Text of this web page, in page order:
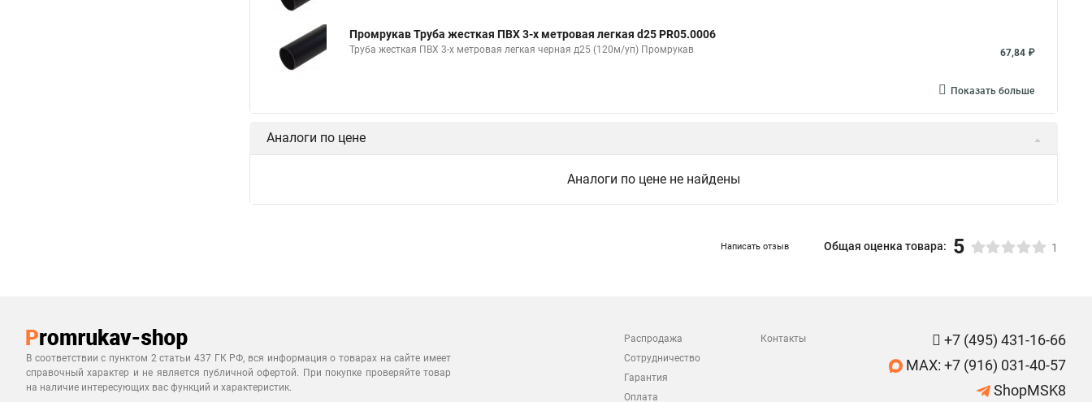
Промрукав Труба жесткая ПВХ 3-х метровая легкая d25 PR05.0006
Труба жесткая ПВХ 3-х метровая легкая черная д25 (120м/уп) Промрукав 67,84 ₽
Показать больше
Аналоги по цене
Аналоги по цене не найдены
Написать отзыв Общая оценка товара: 5 1
В соответствии с пунктом 2 статьи 437 ГК РФ, вся информация о товарах на сайте имеет
справочный характер и не является публичной офертой. При покупке проверяйте товар
на наличие интересующих вас функций и характеристик.
Распродажа
Сотрудничество
Гарантия
Оплата
Контакты
+7 (495) 431-16-66
MAX: +7 (916) 031-40-57
ShopMSK8